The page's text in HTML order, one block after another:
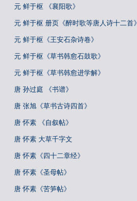
元 鲜于枢 《襄阳歌》
元 鲜于枢 册页《醉时歌等唐人诗十二首》
元 鲜于枢《王安石杂诗卷》
元 鲜于枢《草书韩愈石鼓歌》
元 鲜于枢《草书韩愈进学解》
唐 孙过庭 《书谱》
唐 张旭《草书古诗四首》
唐 怀素 《自叙帖》
唐 怀素 大草千字文
唐 怀素《四十二章经》
唐 怀素《圣母帖》
唐 怀素《苦笋帖》